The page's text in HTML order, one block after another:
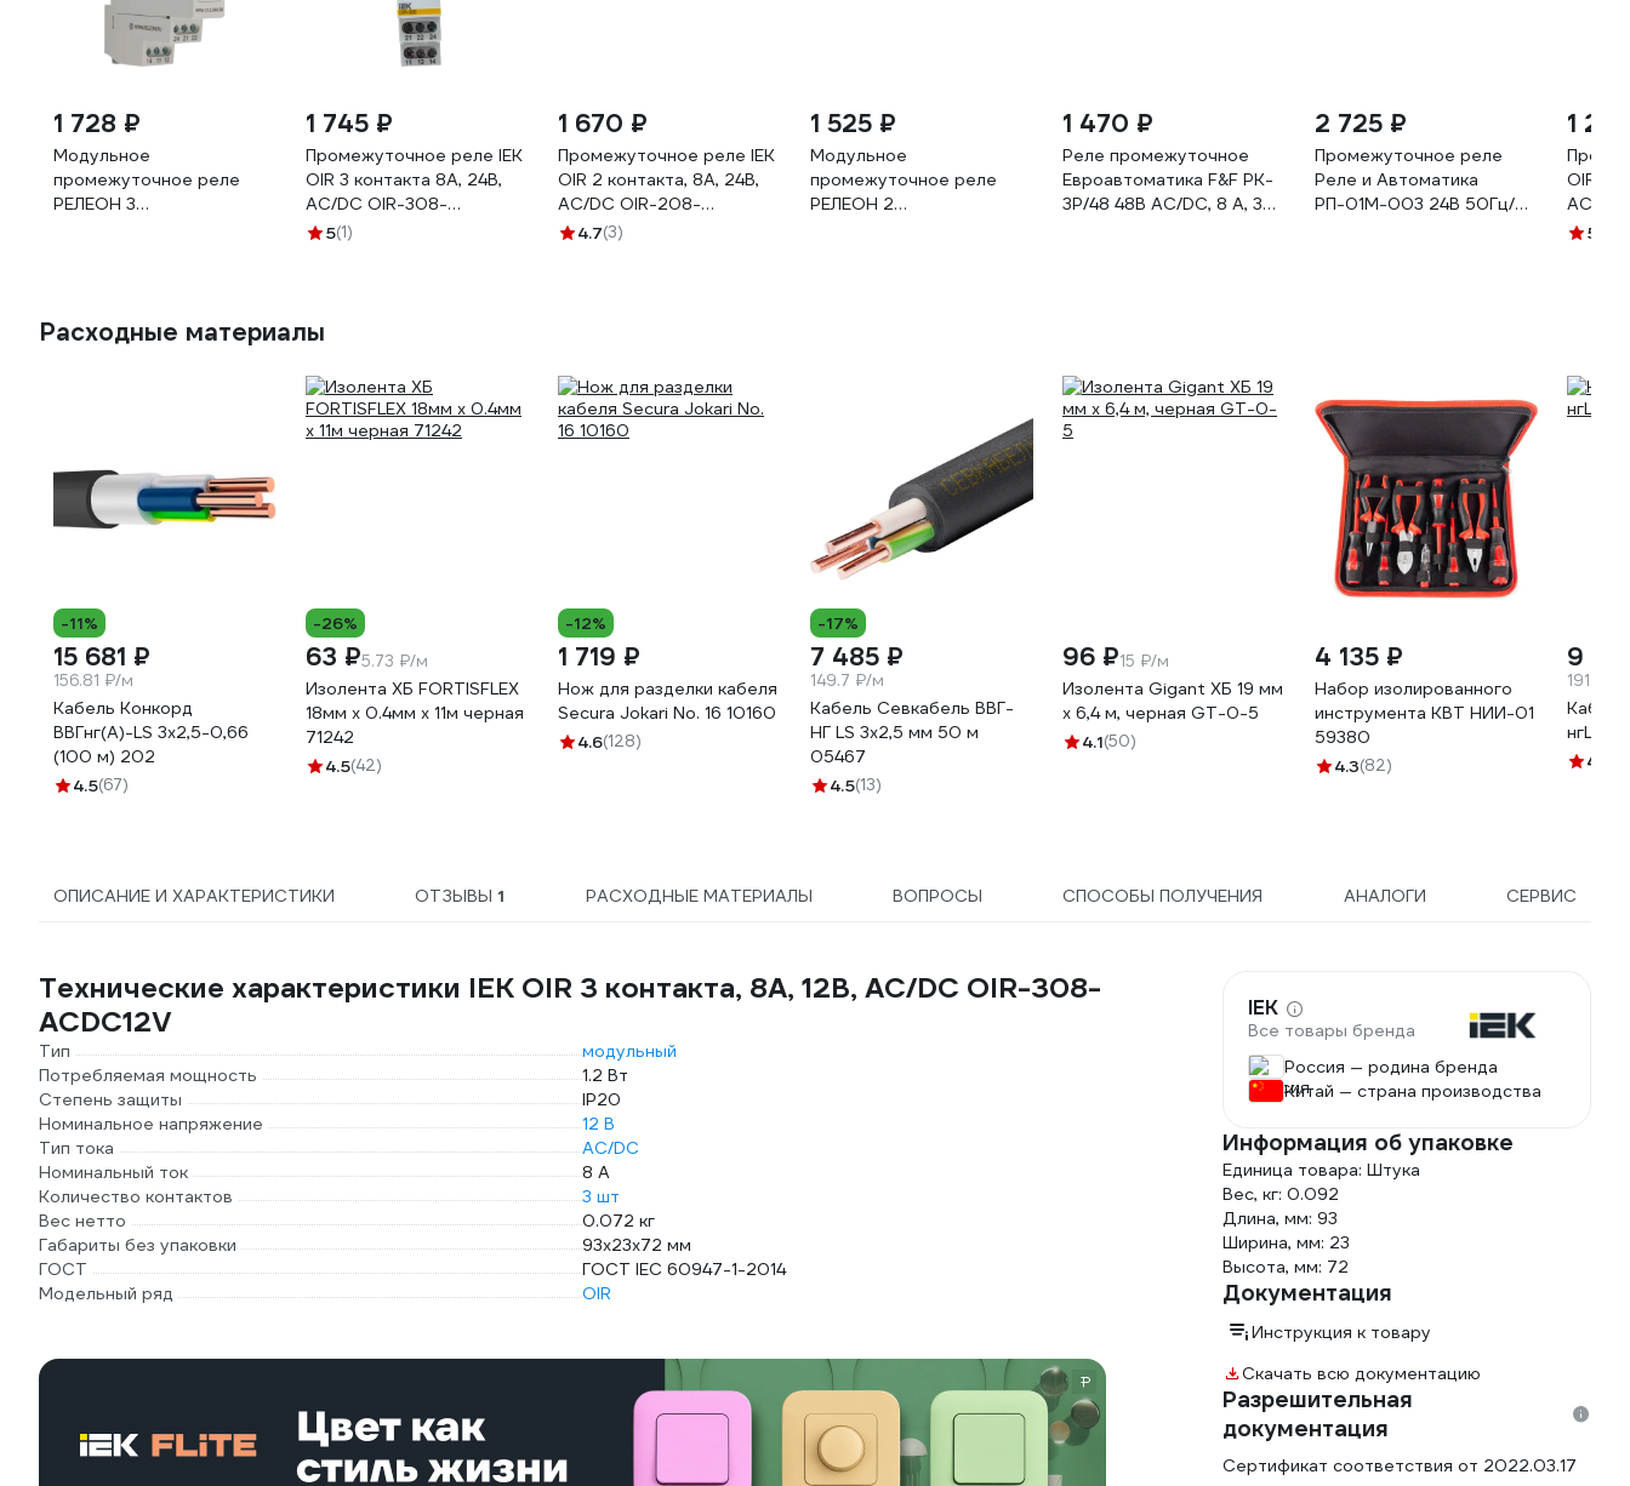
1 728 ₽
Модульное
промежуточное реле
РЕЛЕОН 3
1 745 ₽
Промежуточное реле IEK
OIR 3 контакта 8А, 24В,
AC/DC OIR-308-
ACDC24V
5(1)
1 670 ₽
Промежуточное реле IEK
OIR 2 контакта, 8А, 24В,
AC/DC OIR-208-
ACDC24V
4.7(3)
1 525 ₽
Модульное
промежуточное реле
РЕЛЕОН 2
1 470 ₽
Реле промежуточное
Евроавтоматика F&F PK-
3P/48 48В АС/DC, 8 А, 3
2 725 ₽
Промежуточное реле
Реле и Автоматика
РП-01М-003 24В 50Гц/
1
OIR 2
AC/DC
5
Расходные материалы
-11%
15 681 ₽
156.81 ₽/м
Кабель Конкорд
ВВГнг(А)-LS 3х2,5-0,66
(100 м) 202
4.5(67)
-26%
63 ₽5.73 ₽/м
Изолента ХБ FORTISFLEX
18мм х 0.4мм х 11м черная
71242
4.5(42)
-12%
1 719 ₽
Нож для разделки кабеля
Secura Jokari No. 16 10160
4.6(128)
-17%
7 485 ₽
149.7 ₽/м
Кабель Севкабель ВВГ-
НГ LS 3х2,5 мм 50 м
05467
4.5(13)
96 ₽15 ₽/м
Изолента Gigant ХБ 19 мм
х 6,4 м, черная GT-0-5
4.1(50)
4 135 ₽
Набор изолированного
инструмента КВТ НИИ-01
59380
4.3(82)
9
191.6
нгLS
4.8
ОПИСАНИЕ И ХАРАКТЕРИСТИКИ ОТЗЫВЫ 1 РАСХОДНЫЕ МАТЕРИАЛЫ ВОПРОСЫ СПОСОБЫ ПОЛУЧЕНИЯ АНАЛОГИ СЕРВИС
Технические характеристики IEK OIR 3 контакта, 8А, 12В, AC/DC OIR-308-
ACDC12V
Тип
модульный
Потребляемая мощность
1.2 Вт
Степень защиты
IP20
Номинальное напряжение
12 В
Тип тока
AC/DC
Номинальный ток
8 А
Количество контактов
3 шт
Вес нетто
0.072 кг
Габариты без упаковки
93х23х72 мм
ГОСТ
ГОСТ IEC 60947-1-2014
Модельный ряд
OIR
IEK
Все товары бренда
Россия — родина бренда
Китай — страна производства
Информация об упаковке
Единица товара: Штука
Вес, кг: 0.092
Длина, мм: 93
Ширина, мм: 23
Высота, мм: 72
Документация
Инструкция к товару
Скачать всю документацию
Разрешительная
документация
Сертификат соответствия от 2022.03.17